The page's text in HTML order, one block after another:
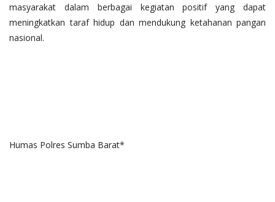
masyarakat dalam berbagai kegiatan positif yang dapat
meningkatkan taraf hidup dan mendukung ketahanan pangan
nasional.
Humas Polres Sumba Barat*